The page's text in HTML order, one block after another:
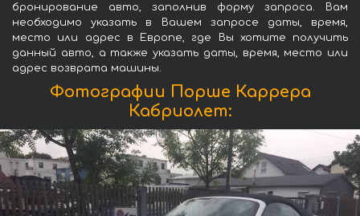
бронирование авто, заполнив форму запроса. Вам
необходимо указать в Вашем запросе даты, время,
место или адрес в Европе, где Вы хотите получить
данный авто, а также указать даты, время, место или
адрес возврата машины.
Фотографии Порше Каррера
Кабриолет: